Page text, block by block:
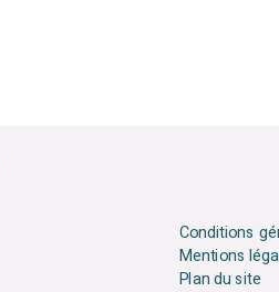
Conditions
Mentions
Plan du site